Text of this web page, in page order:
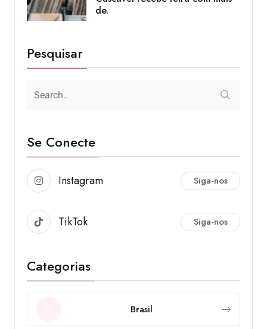
de.
Pesquisar
Se Conecte
Instagram Siga-nos
TikTok Siga-nos
Categorias
Brasil